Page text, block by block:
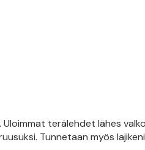
terälehdet lähes
Tunnetaan myös